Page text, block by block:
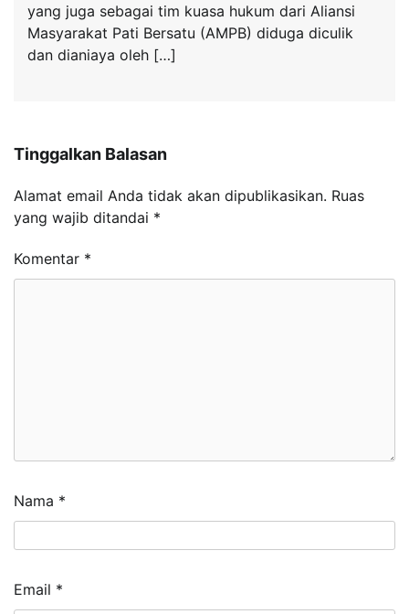
yang juga sebagai tim kuasa hukum dari Aliansi
Masyarakat Pati Bersatu (AMPB) diduga diculik
dan dianiaya oleh […]
Tinggalkan Balasan
Alamat email Anda tidak akan dipublikasikan. Ruas
yang wajib ditandai *
Komentar *
Nama *
Email *